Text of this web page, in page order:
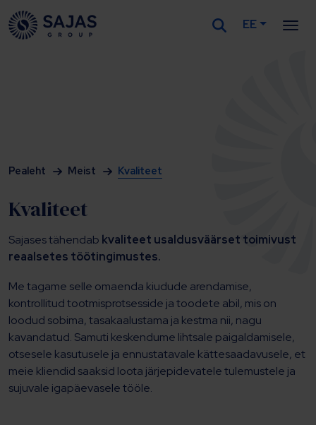
Siirry sisältöön
EE
Pealeht Meist Kvaliteet
Kvaliteet
Sajases tähendab kvaliteet usaldusväärset toimivust
reaalsetes töötingimustes.
Me tagame selle omaenda kiudude arendamise,
kontrollitud tootmisprotsesside ja toodete abil, mis on
loodud sobima, tasakaalustama ja kestma nii, nagu
kavandatud. Samuti keskendume lihtsale paigaldamisele,
otsesele kasutusele ja ennustatavale kättesaadavusele, et
meie kliendid saaksid loota järjepidevatele tulemustele ja
sujuvale igapäevasele tööle.